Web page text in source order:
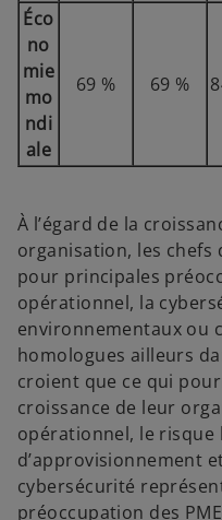
Éco
no
mie
mo
ndi
ale
69 % 69 %
À l’égard de la
organisation, les
pour principales
opérationnel, la
environnementaux ou
homologues ailleurs
croient que ce qui
croissance de leur
opérationnel, le risque
d’approvisionnement
cybersécurité
préoccupation des